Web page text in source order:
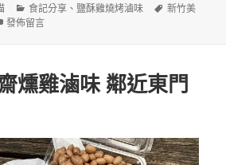
分
類
食記分享 、 鹽酥雞燒烤滷味
標
新竹美
在〈[新竹]潮味決 湯滷合作社 新竹清大分社 清大夜
發佈留言
燻雞滷味 鄰近東門